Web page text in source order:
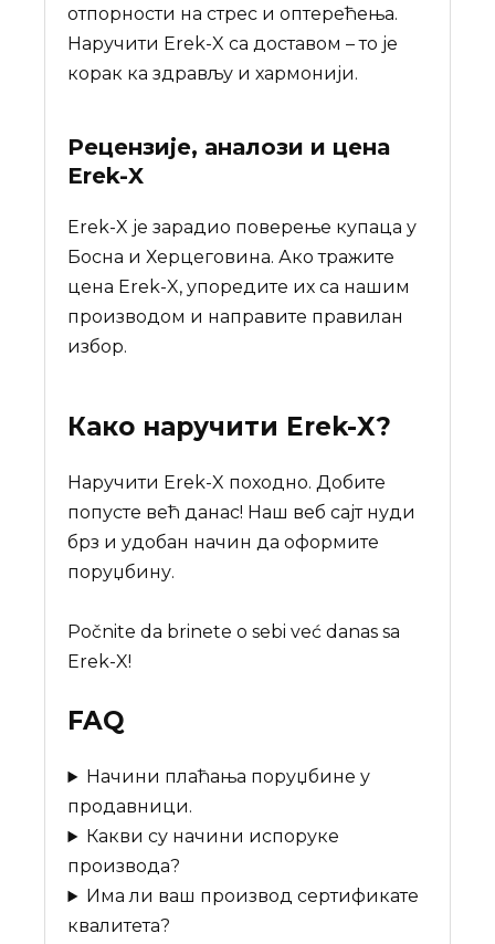
отпорности на стрес и оптерећења.
Наручити Erek-X са доставом – то је
корак ка здрављу и хармонији.
Рецензије, аналози и цена
Erek-X
Erek-X је зарадио поверење купаца у
Босна и Херцеговина. Ако тражите
цена Erek-X, упоредите их са нашим
производом и направите правилан
избор.
Како наручити Erek-X?
Наручити Erek-X походно. Добите
попусте већ данас! Наш веб сајт нуди
брз и удобан начин да оформите
поруџбину.
Počnite da brinete o sebi već danas sa
Erek-X!
FAQ
Начини плаћања поруџбине у
продавници.
Какви су начини испоруке
производа?
Има ли ваш производ сертификате
квалитета?